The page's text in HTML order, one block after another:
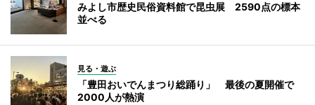
みよし市歴史民俗資料館で昆虫展 2590点の標本
並べる
見る・遊ぶ
「豊田おいでんまつり総踊り」 最後の夏開催で
2000人が熱演